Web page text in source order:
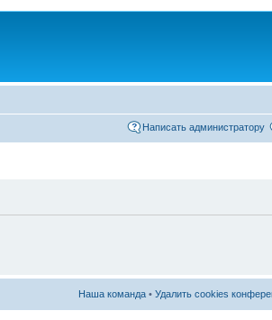
Написать администратору
Наша команда • Удалить cookies